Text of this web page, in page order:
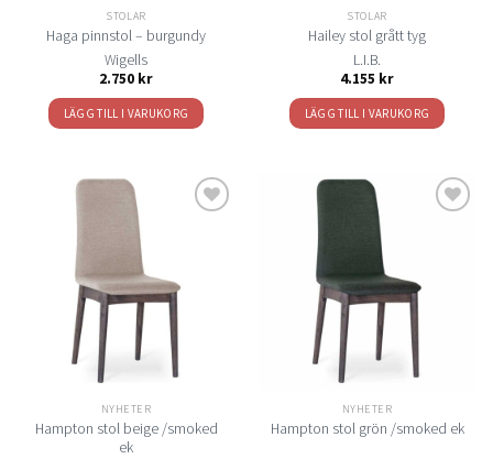
produktsidan
STOLAR
Haga pinnstol – burgundy
Wigells
2.750 kr
LÄGG TILL I VARUKORG
STOLAR
Hailey stol grått tyg
L.I.B.
4.155 kr
LÄGG TILL I VARUKORG
önskelistan
NYHETER
Hampton stol beige /smoked
ek
önskelistan
NYHETER
Hampton stol grön /smoked ek